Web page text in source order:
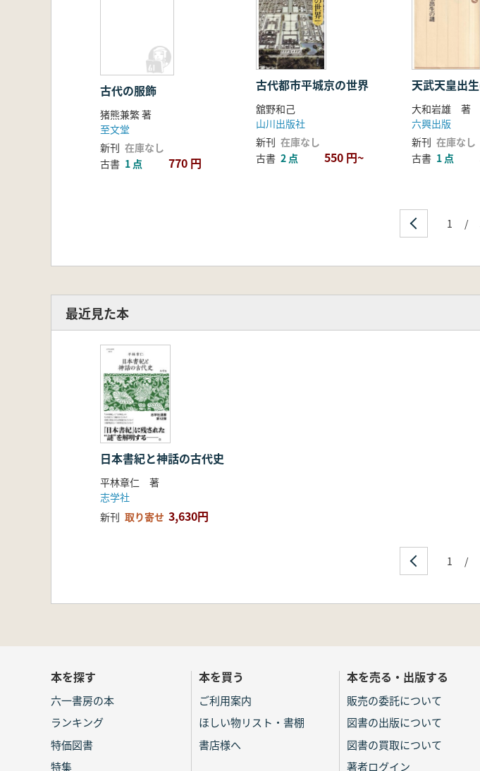
古代の服飾
猪熊兼繁 著
至文堂
新刊 在庫なし
古書 1 点 770 円
古代都市平城京の世界
舘野和己
山川出版社
新刊 在庫なし
古書 2 点 550 円~
天武天皇出
大和岩雄 著
六興出版
新刊 在庫なし
古書 1 点
1 /
最近見た本
日本書紀と神話の古代史
平林章仁 著
志学社
新刊 取り寄せ 3,630円
1 /
本を探す
六一書房の本
ランキング
特価図書
特集
本を買う
ご利用案内
ほしい物リスト・書棚
書店様へ
本を売る・出版する
販売の委託について
図書の出版について
図書の買取について
著者ログイン